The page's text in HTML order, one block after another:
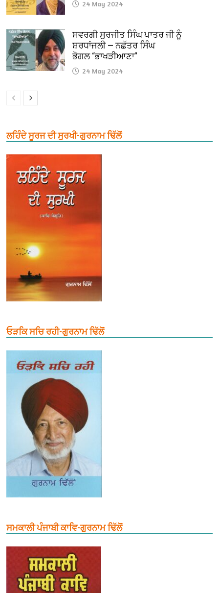
24 May 2024
ਸਵਰਗੀ ਸੁਰਜੀਤ ਸਿੰਘ ਪਾਤਰ ਜੀ ਨੂੰ
ਸ਼ਰਧਾਂਜਲੀ — ਨਛੱਤਰ ਸਿੰਘ
ਭੋਗਲ “ਭਾਖੜੀਆਣਾ”
24 May 2024
ਲਹਿੰਦੇ ਸੂਰਜ ਦੀ ਸੁਰਖੀ-ਗੁਰਨਾਮ ਢਿੱਲੋਂ
ਓੜਕਿ ਸਚਿ ਰਹੀ-ਗੁਰਨਾਮ ਢਿੱਲੋਂ
ਸਮਕਾਲੀ ਪੰਜਾਬੀ ਕਾਵਿ-ਗੁਰਨਾਮ ਢਿੱਲੋਂ